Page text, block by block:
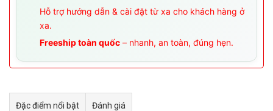
Hỗ trợ hướng dẫn & cài đặt từ xa cho khách hàng ở
xa.
Freeship toàn quốc – nhanh, an toàn, đúng hẹn.
Đặc điểm nổi bật Đánh giá